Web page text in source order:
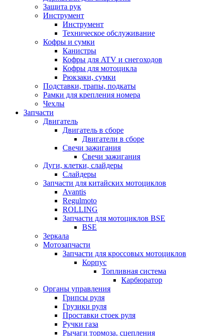
Защита рук
Инструмент
Инструмент
Техническое обслуживание
Кофры и сумки
Канистры
Кофры для ATV и снегоходов
Кофры для мотоцикла
Рюкзаки, сумки
Подставки, трапы, подкаты
Рамки для крепления номера
Чехлы
Запчасти
Двигатель
Двигатель в сборе
Двигатели в сборе
Свечи зажигания
Свечи зажигания
Дуги, клетки, слайдеры
Слайдеры
Запчасти для китайских мотоциклов
Avantis
Regulmoto
ROLLING
Запчасти для мотоциклов BSE
BSE
Зеркала
Мотозапчасти
Запчасти для кроссовых мотоциклов
Корпус
Топливная система
Карбюратор
Органы управления
Грипсы руля
Грузики руля
Проставки стоек руля
Ручки газа
Рычаги тормоза, сцепления